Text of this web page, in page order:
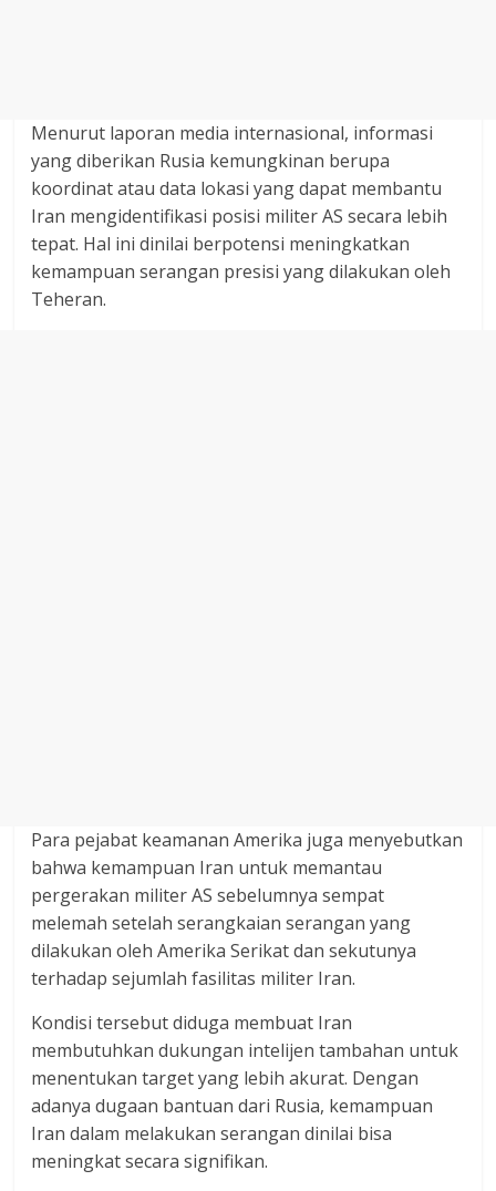
Menurut laporan media internasional, informasi
yang diberikan Rusia kemungkinan berupa
koordinat atau data lokasi yang dapat membantu
Iran mengidentifikasi posisi militer AS secara lebih
tepat. Hal ini dinilai berpotensi meningkatkan
kemampuan serangan presisi yang dilakukan oleh
Teheran.
Para pejabat keamanan Amerika juga menyebutkan
bahwa kemampuan Iran untuk memantau
pergerakan militer AS sebelumnya sempat
melemah setelah serangkaian serangan yang
dilakukan oleh Amerika Serikat dan sekutunya
terhadap sejumlah fasilitas militer Iran.
Kondisi tersebut diduga membuat Iran
membutuhkan dukungan intelijen tambahan untuk
menentukan target yang lebih akurat. Dengan
adanya dugaan bantuan dari Rusia, kemampuan
Iran dalam melakukan serangan dinilai bisa
meningkat secara signifikan.